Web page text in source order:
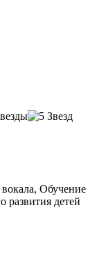
Обучение
детей